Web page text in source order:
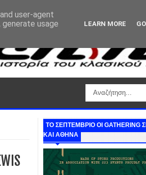
ΤΟ ΣΕΠΤΕΜΒΡΙΟ ΟΙ GATHERING
ΚΑΙ ΑΘΗΝΑ
user-agent
usage
LEARN MORE